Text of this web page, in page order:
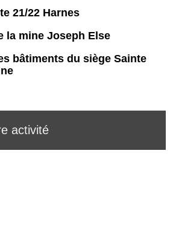
21/22 Harnes
la mine Joseph Else
bâtiments du siège Sainte
activité